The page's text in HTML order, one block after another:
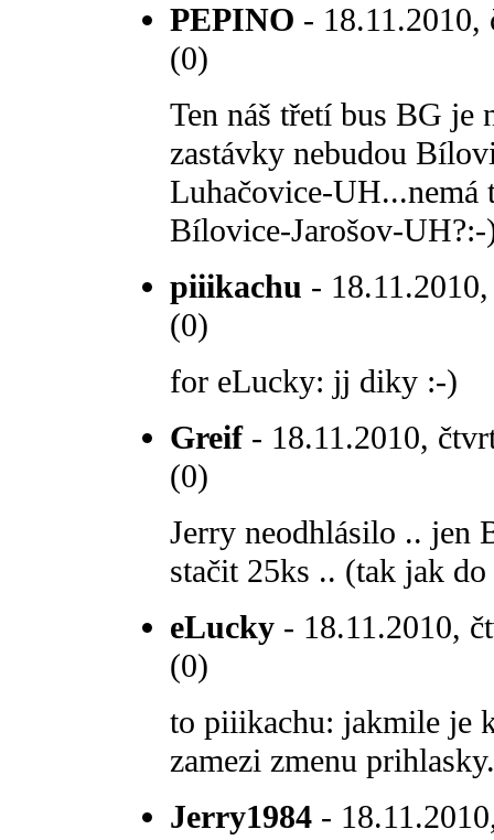
PEPINO - 18.11.2010,
(0)
Ten náš třetí bus BG je
zastávky nebudou
Luhačovice-UH...nemá
Bílovice-Jarošov-
piiikachu -
(0)
for eLucky: jj diky :-)
Greif- 18.11.2010,
(0)
Jerry neodhlásilo .. jen
stačit 25ks .. (tak jak
eLucky - 18.11.2010,
(0)
to piiikachu: jakmile je
zamezi zmenu prihlasky.
Jerry1984 -